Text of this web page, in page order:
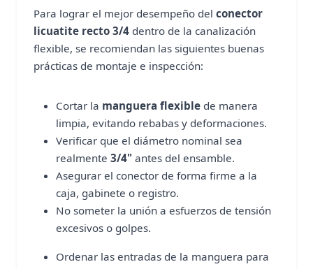
Para lograr el mejor desempeño del conector
licuatite recto 3/4 dentro de la canalización
flexible, se recomiendan las siguientes buenas
prácticas de montaje e inspección:
Cortar la manguera flexible de manera
limpia, evitando rebabas y deformaciones.
Verificar que el diámetro nominal sea
realmente 3/4" antes del ensamble.
Asegurar el conector de forma firme a la
caja, gabinete o registro.
No someter la unión a esfuerzos de tensión
excesivos o golpes.
Ordenar las entradas de la manguera para